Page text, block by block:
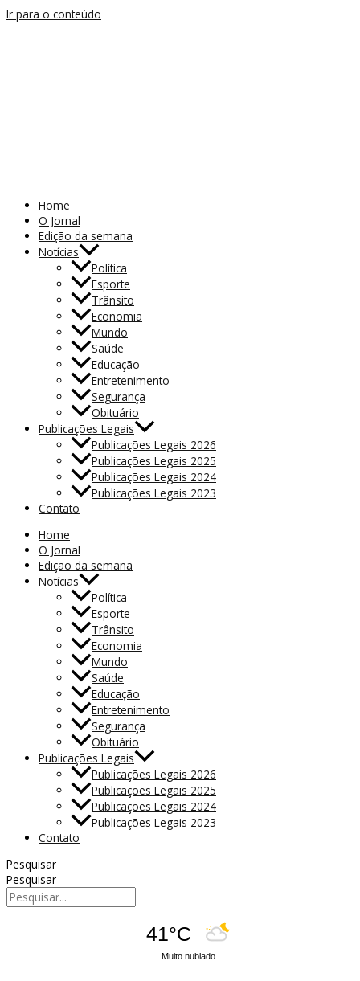
Ir para o conteúdo
Home
O Jornal
Edição da semana
Notícias
Política
Esporte
Trânsito
Economia
Mundo
Saúde
Educação
Entretenimento
Segurança
Obituário
Publicações Legais
Publicações Legais 2026
Publicações Legais 2025
Publicações Legais 2024
Publicações Legais 2023
Contato
Home
O Jornal
Edição da semana
Notícias
Política
Esporte
Trânsito
Economia
Mundo
Saúde
Educação
Entretenimento
Segurança
Obituário
Publicações Legais
Publicações Legais 2026
Publicações Legais 2025
Publicações Legais 2024
Publicações Legais 2023
Contato
Pesquisar
Pesquisar
41°C
Muito nublado